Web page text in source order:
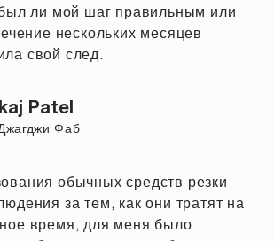
ли мой шаг правильным или
нескольких месяцев
свой след.
Patel
Фаб
обычных средств резки
за тем, как они тратят на
время, для меня было